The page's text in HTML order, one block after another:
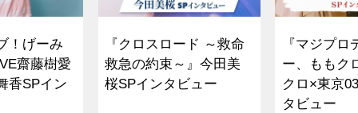
！げーみ
齋藤樹愛
香SPイン
『クロスロード ～救命
救急の約束～』今田美
桜SPインタビュー
『マジプロ
ー、ももク
クロ×東京
タビュー